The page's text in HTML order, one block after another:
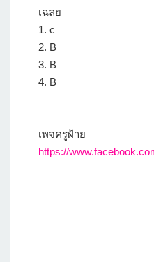
เฉลย
1. c
2. B
3. B
4. B
เพจครูฝ้าย
https://